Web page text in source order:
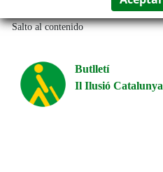
Salto al contenido
Butlletí
Il Ilusió Catalunya